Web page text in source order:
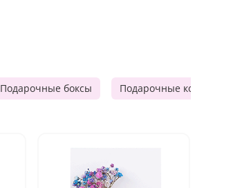
Подарочные боксы Подарочные корзины